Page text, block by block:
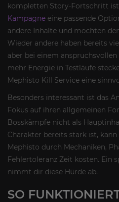
kompletten Story-Fortschritt
Kampagne eine passende
andere Inhalte und möchten
Wieder andere haben bereits
aber bei einem
mehr Energie in Testläufe
Mephisto Kill Service eine
Besonders interessant ist das
Fokus auf ihren allgemeinen
Bosskämpfe nicht als
Charakter bereits stark ist,
Mephisto durch Mechaniken,
Fehlertoleranz Zeit kosten. Ein
nimmt dir diese Hürde ab.
SO